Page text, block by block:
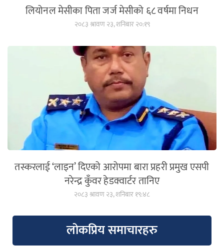
लियोनल मेसीका पिता जर्ज मेसीको ६८ वर्षमा निधन
२०८३ श्रावण २३, शनिबार २०:१९
तस्करलाई ‘लाइन’ दिएको आरोपमा बारा प्रहरी प्रमुख एसपी
नरेन्द्र कुँवर हेडक्वार्टर तानिए
२०८३ श्रावण २३, शनिबार १९:४८
लोकप्रिय समाचारहरु